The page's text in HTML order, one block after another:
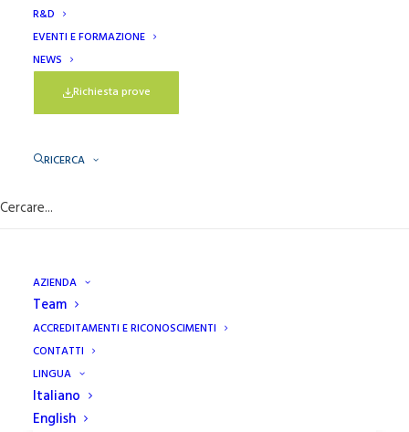
R&D
EVENTI E FORMAZIONE
NEWS
Richiesta prove
RICERCA
AZIENDA
Team
ACCREDITAMENTI E RICONOSCIMENTI
CONTATTI
LINGUA
Italiano
English
SULL’INNOVAZIONE
SOSTENIBILE CONTRO
LO SPRECO
contro lo spreco